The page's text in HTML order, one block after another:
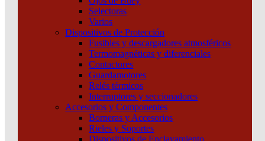
Selectoras
Varios
Dispositivos de Protección
Fusibles y descargadores atmosféricos
Termomagnéticas y diferenciales
Contactores
Guardamotores
Relés térmicos
Interruptores y seccionadores
Accesorios y Componentes
Borneras y Accesorios
Rieles y Soportes
Dispositivos de Enclavamiento
¿Que estas buscando hoy?
Atención telefónica
Atención por WhatsApp